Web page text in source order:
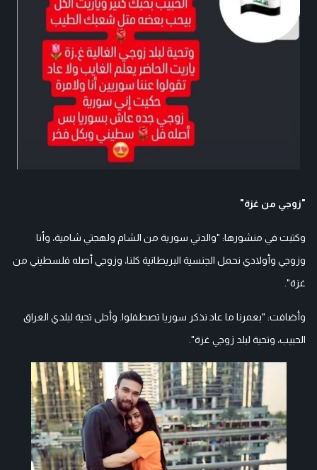
"زوجي من غزة"
وكتبت في منشورها: "والدتي سورية من الشام ولهجتي شامية، وأنا
وزوجي وأولادي نحمل الجنسية البريطانية كلنا، وزوجي أصله فلسطيني من
غزة".
وأضافت: "بعمرنا ما عاد نذكر سوريا تصطفلوا. وأحلى تحية لبلدي العراق
الحبيب، وتحية لبلد زوجي غزة".